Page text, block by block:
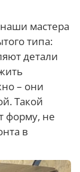
мастера
типа:
детали
– они
Такой
форму, не
в